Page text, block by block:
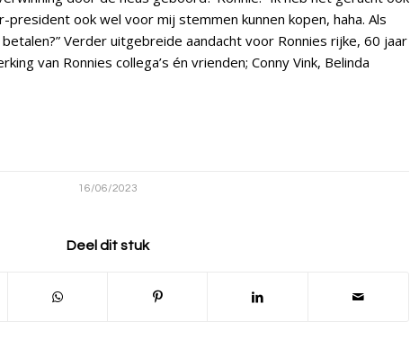
president ook wel voor mij stemmen kunnen kopen, haha. Als
Verder uitgebreide aandacht voor Ronnies rijke, 60 jaar
van Ronnies collega’s én vrienden; Conny Vink, Belinda
16/06/2023
Deel dit stuk